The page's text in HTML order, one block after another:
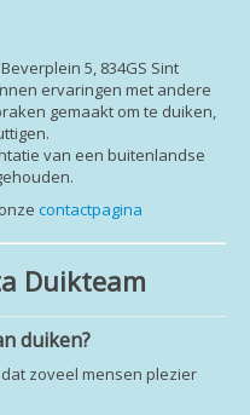
5, 834GS Sint
ervaringen met andere
gemaakt om te duiken,
van een buitenlandse
contactpagina
Duikteam
duiken?
zoveel mensen plezier